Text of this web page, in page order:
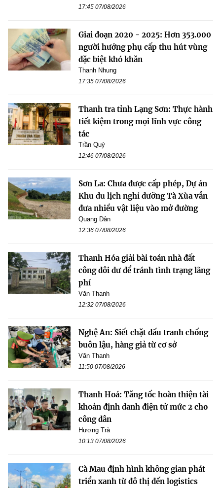
17:45 07/08/2026
Giai đoạn 2020 - 2025: Hơn 353.000
người hưởng phụ cấp thu hút vùng
đặc biệt khó khăn
Thanh Nhung
17:35 07/08/2026
Thanh tra tỉnh Lạng Sơn: Thực hành
tiết kiệm trong mọi lĩnh vực công
tác
Trần Quý
12:46 07/08/2026
Sơn La: Chưa được cấp phép, Dự án
Khu du lịch nghỉ dưỡng Tà Xùa vẫn
đưa nhiều vật liệu vào mở đường
Quang Dân
12:36 07/08/2026
Thanh Hóa giải bài toán nhà đất
công dôi dư để tránh tình trạng lãng
phí
Văn Thanh
12:32 07/08/2026
Nghệ An: Siết chặt đấu tranh chống
buôn lậu, hàng giả từ cơ sở
Văn Thanh
11:50 07/08/2026
Thanh Hoá: Tăng tốc hoàn thiện tài
khoản định danh điện tử mức 2 cho
công dân
Hương Trà
10:13 07/08/2026
Cà Mau định hình không gian phát
triển xanh từ đô thị đến logistics